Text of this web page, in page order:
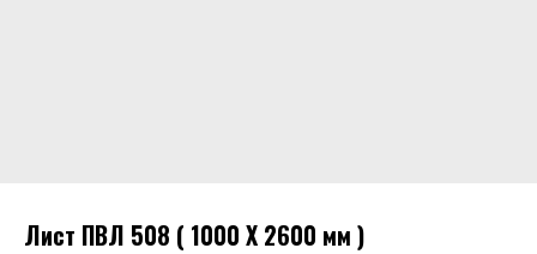
Лист ПВЛ 508 ( 1000 Х 2600 мм )